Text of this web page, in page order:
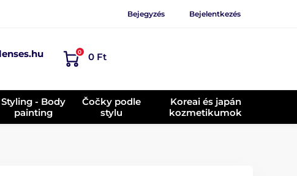
Bejegyzés Bejelentkezés
0 0 Ft
Styling - Body
painting
Čočky podle
stylu
Koreai és japán
kozmetikumok